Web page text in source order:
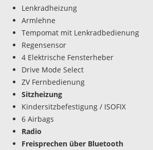
Lenkradheizung
Armlehne
Tempomat mit Lenkradbedienung
Regensensor
4 Elektrische Fensterheber
Drive Mode Select
ZV Fernbedienung
Sitzheizung
Kindersitzbefestigung / ISOFIX
6 Airbags
Radio
Freisprechen über Bluetooth